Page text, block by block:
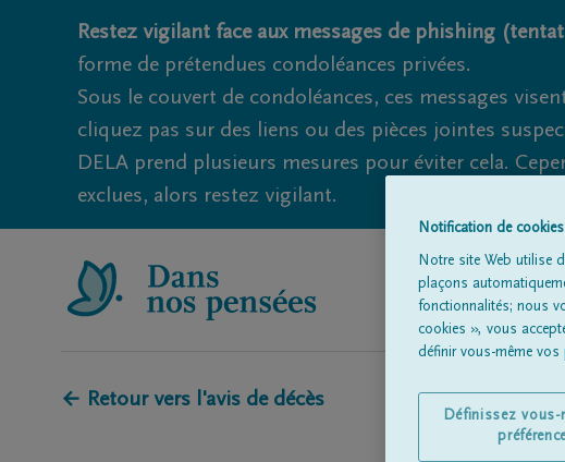
Restez vigilant face aux messages de phishing
forme de prétendues condoléances privées.
Sous le couvert de condoléances, ces messages
cliquez pas sur des liens ou des pièces jointes
DELA prend plusieurs mesures pour éviter cela.
exclues, alors restez vigilant.
← Retour vers l'avis de décès
Notification de cookies
Notre site Web utilise
plaçons
fonctionnalités; nous
cookies », vous
définir vous-même vos
Définissez vous-